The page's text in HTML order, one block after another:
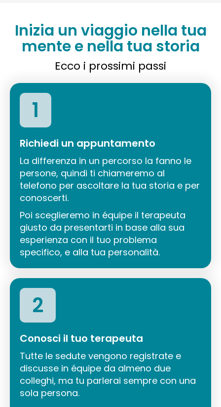
Inizia un viaggio nella tua
mente e nella tua storia
Ecco i prossimi passi
1
Richiedi un appuntamento
La differenza in un percorso la fanno le
persone, quindi ti chiameremo al
telefono per ascoltare la tua storia e per
conoscerti.
Poi sceglieremo in équipe il terapeuta
giusto da presentarti in base alla sua
esperienza con il tuo problema
specifico, e alla tua personalità.
2
Conosci il tuo terapeuta
Tutte le sedute vengono registrate e
discusse in équipe da almeno due
colleghi, ma tu parlerai sempre con una
sola persona.